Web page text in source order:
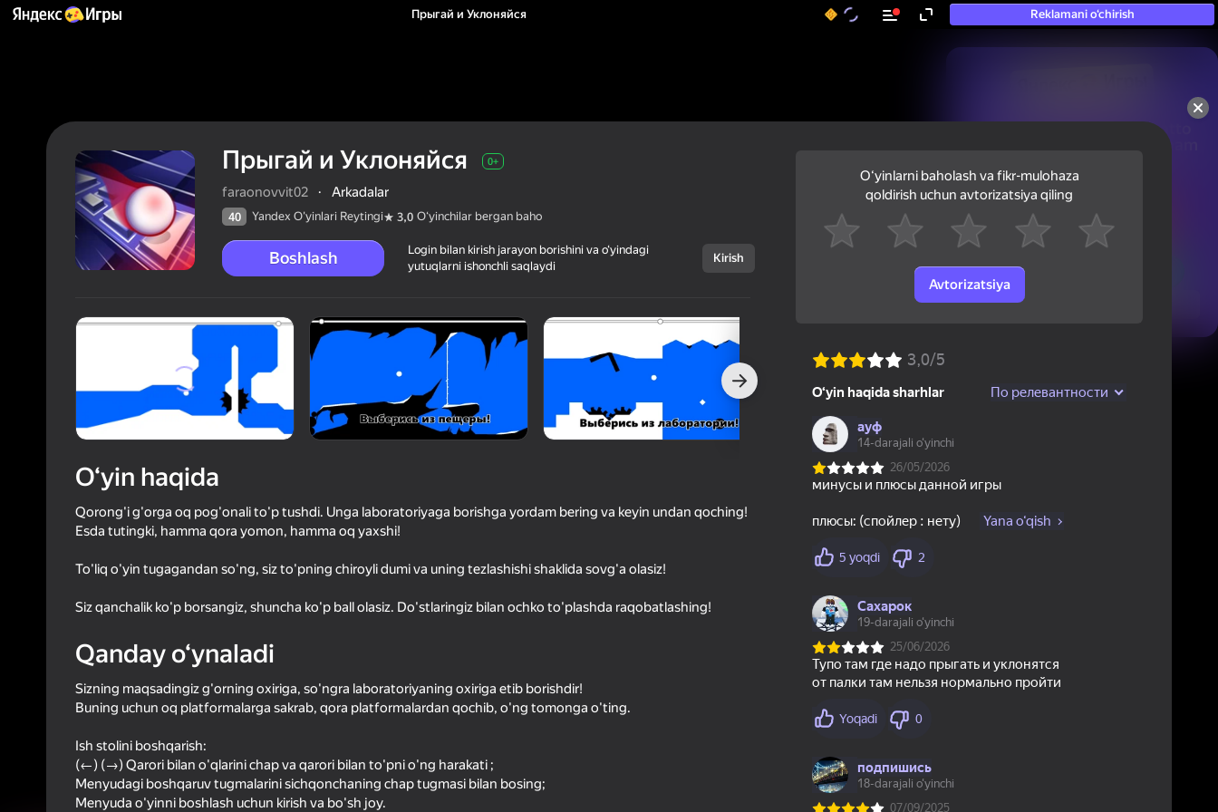
Прыгай и Уклоняйся Reklamani o‘chirish
50+ eng yaxshi o‘yinlar, hatto
«o‘ynamaydigan» odamlar ham
Bekor qilish
Прыгай и
Уклоняйся
0+
faraonovvit02
Arkadalar
Yandex O'yinlari Reytingi
Oʻyinchilar bergan baho
Oʻyin haqida batafsil
Прыгай и Уклоняйся 0+
faraonovvit02 · Arkadalar
40 Yandex O'yinlari Reytingi 3,0 Oʻyinchilar bergan baho
Boshlash
Login bilan kirish jarayon borishini va o‘yindagi
yutuqlarni ishonchli saqlaydi
Kirish
O‘yin haqida
Qorong'i g'orga oq pog'onali to'p tushdi. Unga laboratoriyaga borishga yordam bering va keyin undan qoching!
Esda tutingki, hamma qora yomon, hamma oq yaxshi!
To'liq o'yin tugagandan so'ng, siz to'pning chiroyli dumi va uning tezlashishi shaklida sovg'a olasiz!
Siz qanchalik ko'p borsangiz, shuncha ko'p ball olasiz. Do'stlaringiz bilan ochko to'plashda raqobatlashing!
Qanday o‘ynaladi
Sizning maqsadingiz g'orning oxiriga, so'ngra laboratoriyaning oxiriga etib borishdir!
Buning uchun oq platformalarga sakrab, qora platformalardan qochib, o'ng tomonga o'ting.
Ish stolini boshqarish:
(←) (→) Qarori bilan o'qlarini chap va qarori bilan to'pni o'ng harakati ;
Menyudagi boshqaruv tugmalarini sichqonchaning chap tugmasi bilan bosing;
Menyuda o'yinni boshlash uchun kirish va bo'sh joy.
Oʻyinlarni baholash va fikr-mulohaza
qoldirish uchun avtorizatsiya qiling
Avtorizatsiya